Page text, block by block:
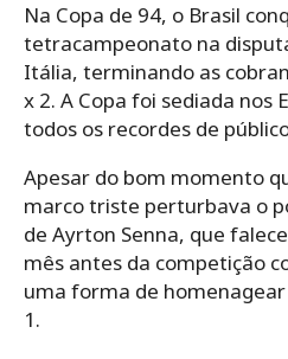
Na Copa de 94, o Brasil
tetracampeonato na
Itália, terminando as
x 2. A Copa foi sediada nos
todos os recordes de
Apesar do bom momento
marco triste perturbava o
de Ayrton Senna, que
mês antes da competição
uma forma de
1.